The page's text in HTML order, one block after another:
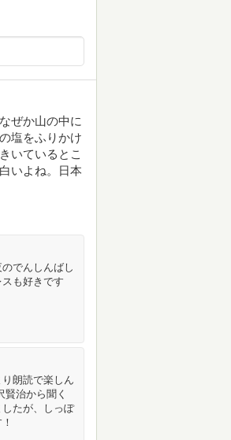
ぜか山の中に
塩をふりかけ
いているとこ
いよね。日本
でんしんばし
も好きです
朗読で楽しん
治から聞く
たが、しっぽ